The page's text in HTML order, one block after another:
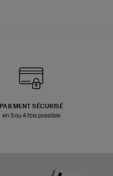
PAIEMENT SÉCURISÉ
en 3 ou 4 fois possible